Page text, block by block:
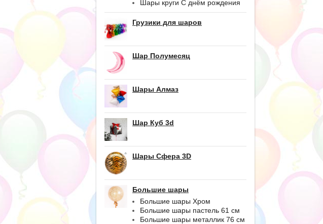
Шары круги С днём рождения
Грузики для шаров
Шар Полумесяц
Шары Алмаз
Шар Куб 3d
Шары Сфера 3D
Большие шары
Большие шары Хром
Большие шары пастель 61 см
Большие шары металлик 76 см